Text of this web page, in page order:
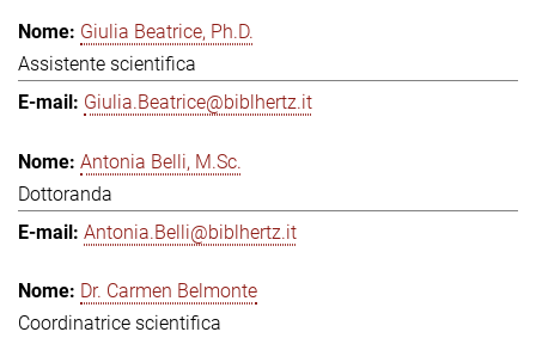
Giulia Beatrice, Ph.D.
Assistente scientifica
Giulia.Beatrice@biblhertz.it
Antonia Belli, M.Sc.
Dottoranda
Antonia.Belli@biblhertz.it
Dr. Carmen Belmonte
Coordinatrice scientifica